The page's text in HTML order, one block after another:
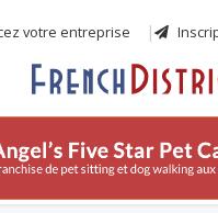
votre entreprise